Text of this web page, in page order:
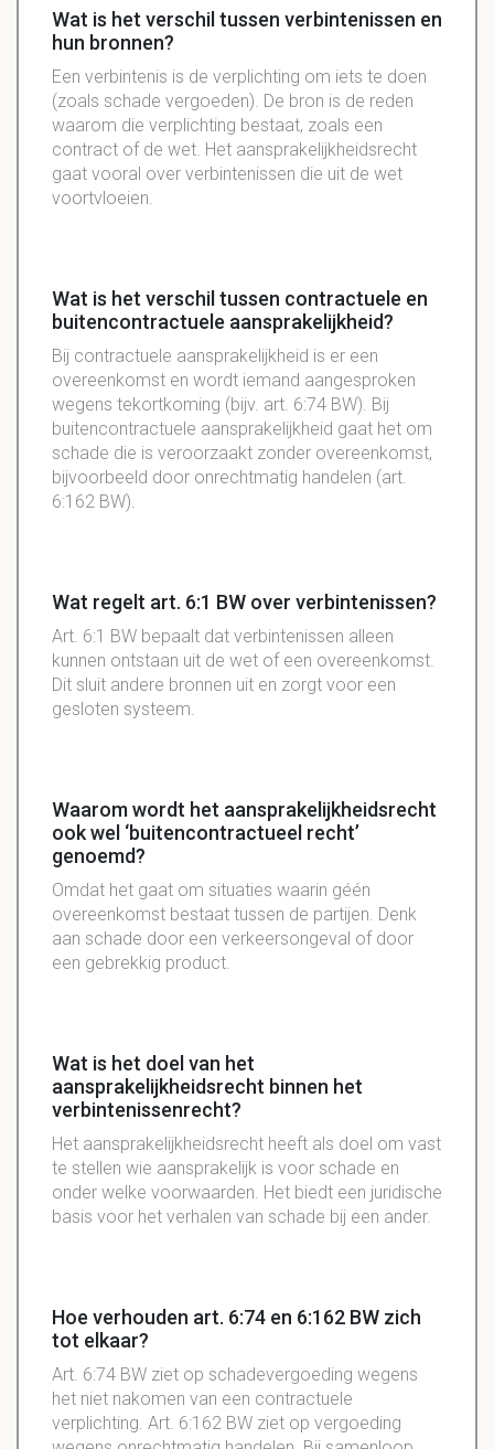
Wat is het verschil tussen verbintenissen en
hun bronnen?
Een verbintenis is de verplichting om iets te doen
(zoals schade vergoeden). De bron is de reden
waarom die verplichting bestaat, zoals een
contract of de wet. Het aansprakelijkheidsrecht
gaat vooral over verbintenissen die uit de wet
voortvloeien.
Wat is het verschil tussen contractuele en
buitencontractuele aansprakelijkheid?
Bij contractuele aansprakelijkheid is er een
overeenkomst en wordt iemand aangesproken
wegens tekortkoming (bijv. art. 6:74 BW). Bij
buitencontractuele aansprakelijkheid gaat het om
schade die is veroorzaakt zonder overeenkomst,
bijvoorbeeld door onrechtmatig handelen (art.
6:162 BW).
Wat regelt art. 6:1 BW over verbintenissen?
Art. 6:1 BW bepaalt dat verbintenissen alleen
kunnen ontstaan uit de wet of een overeenkomst.
Dit sluit andere bronnen uit en zorgt voor een
gesloten systeem.
Waarom wordt het aansprakelijkheidsrecht
ook wel ‘buitencontractueel recht’
genoemd?
Omdat het gaat om situaties waarin géén
overeenkomst bestaat tussen de partijen. Denk
aan schade door een verkeersongeval of door
een gebrekkig product.
Wat is het doel van het
aansprakelijkheidsrecht binnen het
verbintenissenrecht?
Het aansprakelijkheidsrecht heeft als doel om vast
te stellen wie aansprakelijk is voor schade en
onder welke voorwaarden. Het biedt een juridische
basis voor het verhalen van schade bij een ander.
Hoe verhouden art. 6:74 en 6:162 BW zich
tot elkaar?
Art. 6:74 BW ziet op schadevergoeding wegens
het niet nakomen van een contractuele
verplichting. Art. 6:162 BW ziet op vergoeding